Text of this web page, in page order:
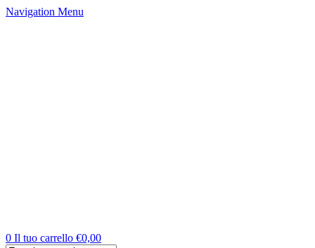
Navigation Menu
0 Il tuo carrello €0,00